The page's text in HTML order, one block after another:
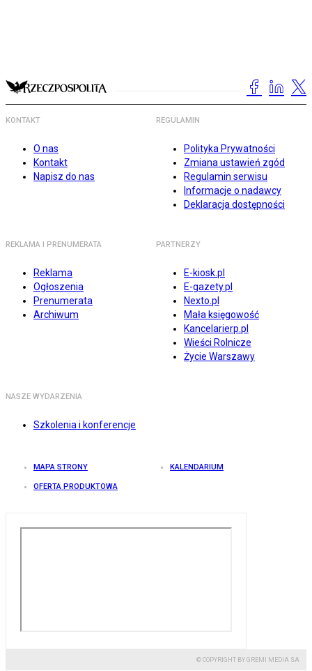
KONTAKT
O nas
Kontakt
Napisz do nas
REGULAMIN
Polityka Prywatności
Zmiana ustawień zgód
Regulamin serwisu
Informacje o nadawcy
Deklaracja dostępności
REKLAMA I PRENUMERATA
Reklama
Ogłoszenia
Prenumerata
Archiwum
PARTNERZY
E-kiosk.pl
E-gazety.pl
Nexto.pl
Mała księgowość
Kancelarierp.pl
Wieści Rolnicze
Życie Warszawy
NASZE WYDARZENIA
Szkolenia i konferencje
MAPA STRONY KALENDARIUM
OFERTA PRODUKTOWA
© COPYRIGHT BY GREMI MEDIA SA